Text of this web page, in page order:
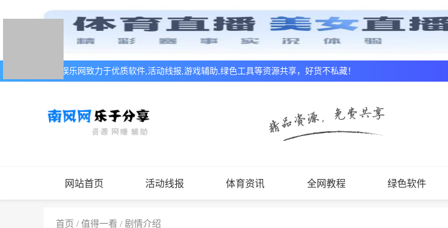
南风娱乐网致力于优质软件,活动线报,游戏辅助,绿色工具等资源共享，好货不私藏！
网站首页 活动线报 体育资讯 全网教程 绿色软件
首页 / 值得一看 / 剧情介绍